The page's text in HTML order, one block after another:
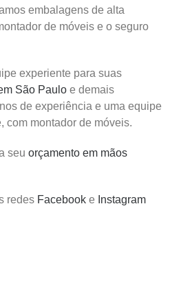
embalagens de alta
de móveis e o seguro
experiente para suas
São Paulo e demais
de experiência e uma equipe
com montador de móveis.
seu orçamento em mãos
redes Facebook e Instagram